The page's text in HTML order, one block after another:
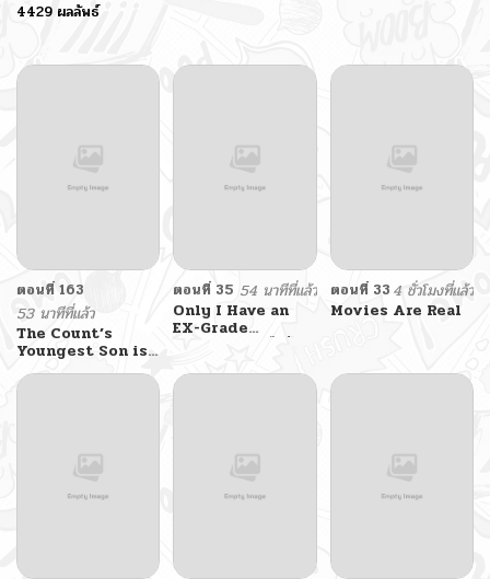
4429 ผลลัพธ์
ตอนที่ 163
53 นาทีที่แล้ว
The Count’s
Youngest Son is
A Player
ตอนที่ 35 54 นาทีที่แล้ว
Only I Have an
EX-Grade
EX
ตอนที่ 33 4 ชั่วโมงที่แล้ว
Movies Are Real